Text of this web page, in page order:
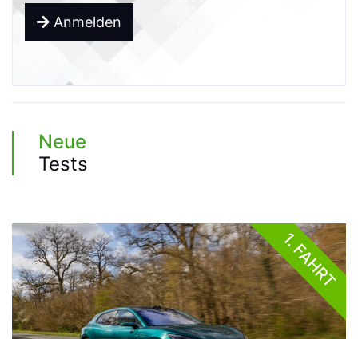
Anmelden
Neue
Tests
1. FAHRT